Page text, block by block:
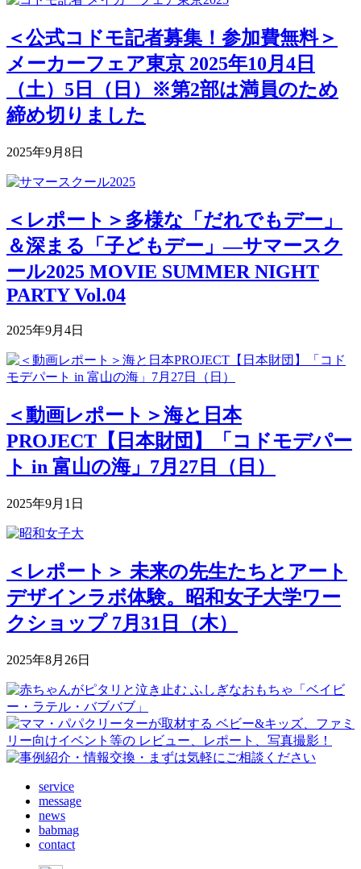
＜公式コドモ記者募集！参加費無料＞
メーカーフェア東京 2025年10月4日
（土）5日（日）※第2部は満員のため
締め切りました
2025年9月8日
＜レポート＞多様な「だれでもデー」
＆深まる「子どもデー」―サマースク
ール2025 MOVIE SUMMER NIGHT
PARTY Vol.04
2025年9月4日
＜動画レポート＞海と日本
PROJECT【日本財団】「コドモデパー
ト in 富山の海」7月27日（日）
2025年9月1日
＜レポート＞ 未来の先生たちとアート
デザインラボ体験。昭和女子大学ワー
クショップ 7月31日（木）
2025年8月26日
service
message
news
babmag
contact